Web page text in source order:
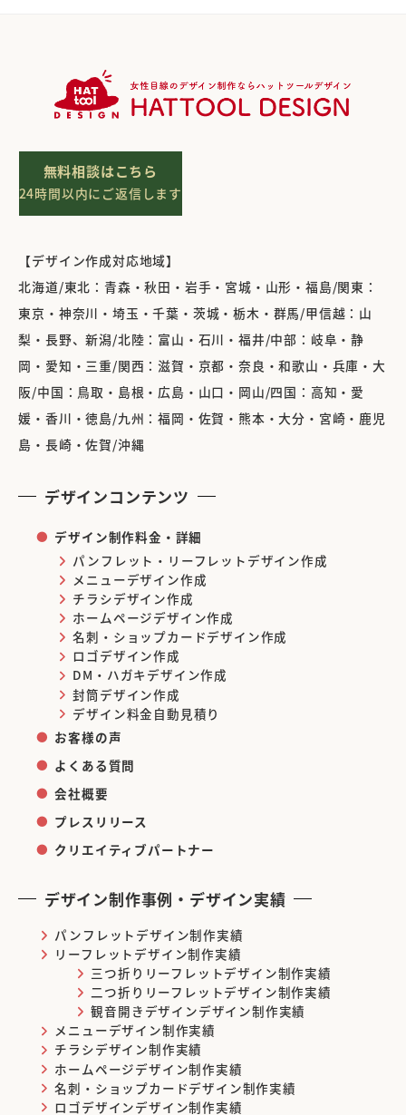
無料相談はこちら
24時間以内にご返信します
【デザイン作成対応地域】
北海道/東北：青森・秋田・岩手・宮城・山形・福島/関東：
東京・神奈川・埼玉・千葉・茨城・栃木・群馬/甲信越：山
梨・長野、新潟/北陸：富山・石川・福井/中部：岐阜・静
岡・愛知・三重/関西：滋賀・京都・奈良・和歌山・兵庫・大
阪/中国：鳥取・島根・広島・山口・岡山/四国：高知・愛
媛・香川・徳島/九州：福岡・佐賀・熊本・大分・宮崎・鹿児
島・長崎・佐賀/沖縄
デザインコンテンツ
デザイン制作料金・詳細
パンフレット・リーフレットデザイン作成
メニューデザイン作成
チラシデザイン作成
ホームページデザイン作成
名刺・ショップカードデザイン作成
ロゴデザイン作成
DM・ハガキデザイン作成
封筒デザイン作成
デザイン料金自動見積り
お客様の声
よくある質問
会社概要
プレスリリース
クリエイティブパートナー
デザイン制作事例・デザイン実績
パンフレットデザイン制作実績
リーフレットデザイン制作実績
三つ折りリーフレットデザイン制作実績
二つ折りリーフレットデザイン制作実績
観音開きデザインデザイン制作実績
メニューデザイン制作実績
チラシデザイン制作実績
ホームページデザイン制作実績
名刺・ショップカードデザイン制作実績
ロゴデザインデザイン制作実績